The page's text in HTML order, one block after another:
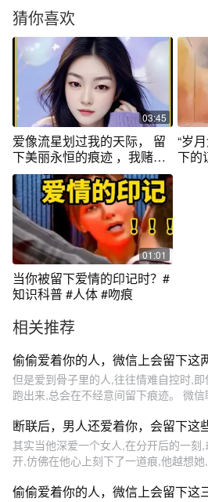
猜你喜欢
03:45
爱像流星划过我的天际， 留
下美丽永恒的痕迹 ，我赌我
这一生深情只为你， 奈何缘
浅不如意 ，脑海里时常浮现
你身影， 心中深深烙印着你
姓名， 想你已然成为习惯会
上瘾 ……#抖音热歌 #热门音
乐🔥 #新歌分享
“岁
下的
01:01
当你被留下爱情的印记时？#
知识科普 #人体 #吻痕
相关推荐
偷偷爱着你的人，微信上会留下这
但是爱到骨子里的人,往往情难自控时,
跑出来,总会在不经意间留下痕迹。 微
断联后，男人还爱着你，会留下这
其实当他深爱一个女人,在分开后的一刻
开,仿佛在他心上刻下了一道痕,他越想
偷偷爱着你的人，微信上会留下这